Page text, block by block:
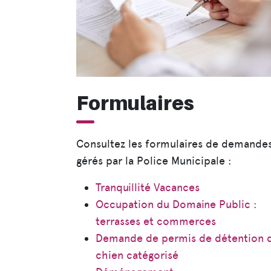
Formulaires
Consultez les formulaires de
gérés par la Police Municipale :
Tranquillité Vacances
Occupation du Domaine Public :
terrasses et commerces
Demande de permis de détention
chien catégorisé